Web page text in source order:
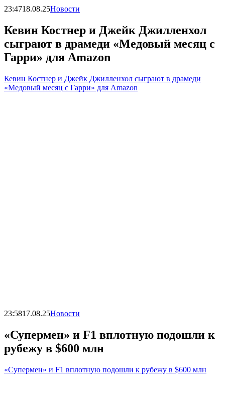
23:4718.08.25Новости
Кевин Костнер и Джейк Джилленхол
сыграют в драмеди «Медовый месяц с
Гарри» для Amazon
Кевин Костнер и Джейк Джилленхол сыграют в драмеди
«Медовый месяц с Гарри» для Amazon
23:5817.08.25Новости
«Супермен» и F1 вплотную подошли к
рубежу в $600 млн
«Супермен» и F1 вплотную подошли к рубежу в $600 млн